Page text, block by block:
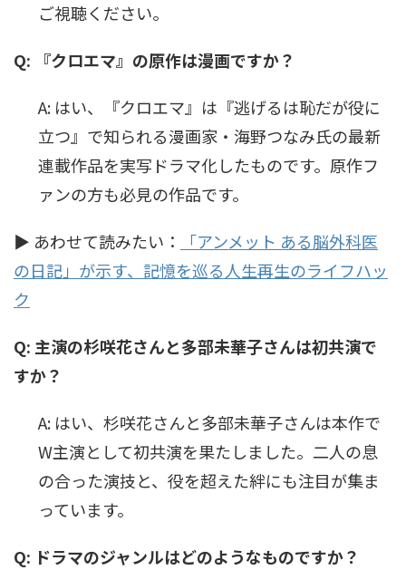
ご視聴ください。
Q: 『クロエマ』の原作は漫画ですか？
A: はい、『クロエマ』は『逃げるは恥だが役に
立つ』で知られる漫画家・海野つなみ氏の最新
連載作品を実写ドラマ化したものです。原作フ
ァンの方も必見の作品です。
▶ あわせて読みたい：
「アンメット ある脳外科医
の日記」が示す、記憶を巡る人生再生のライフハッ
ク
Q: 主演の杉咲花さんと多部未華子さんは初共演で
すか？
A: はい、杉咲花さんと多部未華子さんは本作で
W主演として初共演を果たしました。二人の息
の合った演技と、役を超えた絆にも注目が集ま
っています。
Q: ドラマのジャンルはどのようなものですか？